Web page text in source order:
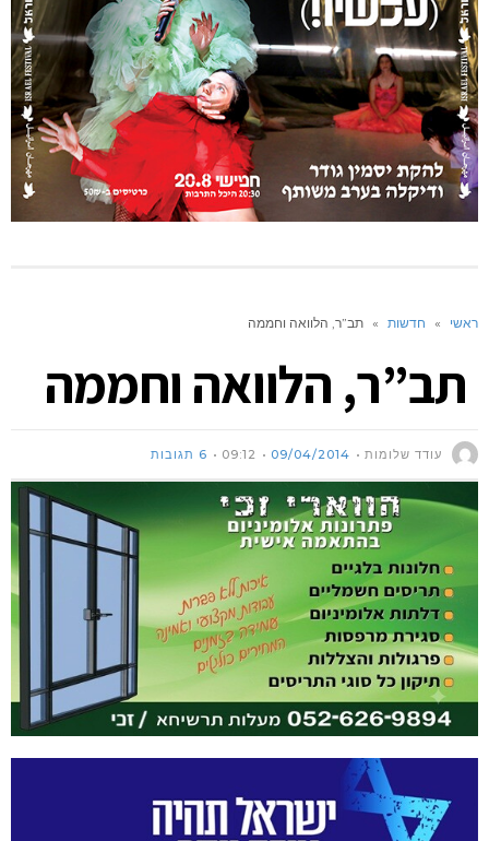
ראשי » חדשות » תב”ר, הלוואה וחממה
תב”ר, הלוואה וחממה
עודד שלומות 09/04/2014
09:12 6 תגובות